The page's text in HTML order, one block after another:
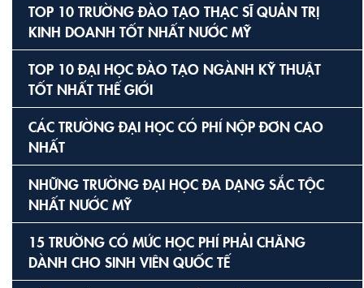
TOP 10 TRƯỜNG ĐÀO TẠO THẠC SĨ QUẢN TRỊ
KINH DOANH TỐT NHẤT NƯỚC MỸ
TOP 10 ĐẠI HỌC ĐÀO TẠO NGÀNH KỸ THUẬT
TỐT NHẤT THẾ GIỚI
CÁC TRƯỜNG ĐẠI HỌC CÓ PHÍ NỘP ĐƠN CAO
NHẤT
NHỮNG TRƯỜNG ĐẠI HỌC ĐA DẠNG SẮC TỘC
NHẤT NƯỚC MỸ
15 TRƯỜNG CÓ MỨC HỌC PHÍ PHẢI CHĂNG
DÀNH CHO SINH VIÊN QUỐC TẾ